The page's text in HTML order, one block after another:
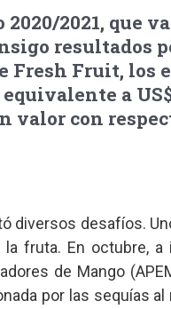
2021, que
resultados
Fresh Fruit, los
a
valor con
diversos desafíos.
fruta. En octubre, a
de Mango
por las sequías